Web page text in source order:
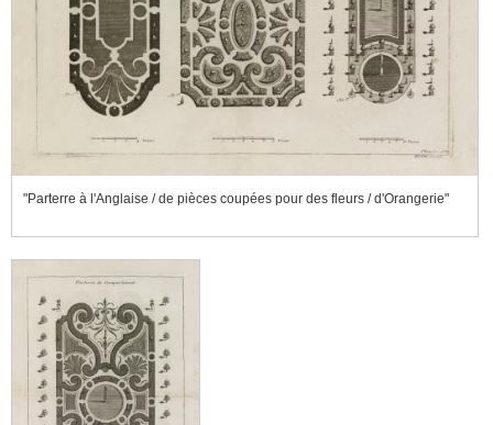
"Parterre à l'Anglaise / de pièces coupées pour des fleurs / d'Orangerie"